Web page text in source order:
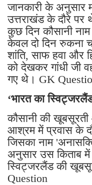
जानकारी के अनुसार
उत्तराखंड के दौरे पर
कुछ दिन कौसानी
केवल दो दिन रुकना
शांति, साफ हवा और
को देखकर गांधी जी
गए थे। GK
‘भारत का
कौसानी की
आश्रम में प्रवास के
जिसका नाम
अनुसार उस किताब में
स्विट्जरलैंड की
Question